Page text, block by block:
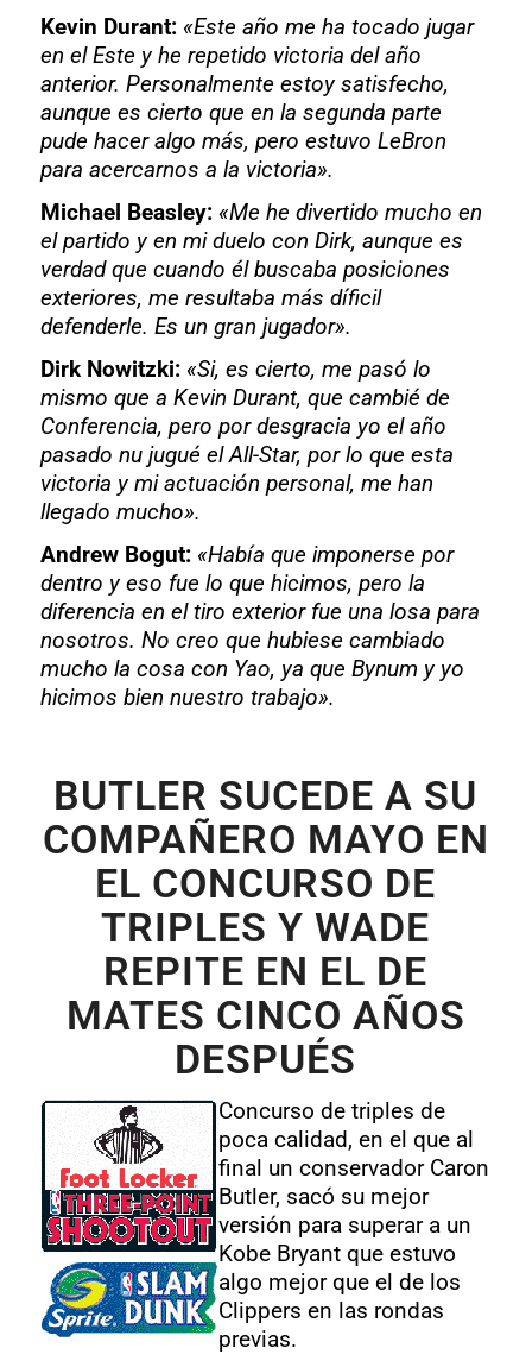
Kevin Durant: «Este año me ha tocado jugar
en el Este y he repetido victoria del año
anterior. Personalmente estoy satisfecho,
aunque es cierto que en la segunda parte
pude hacer algo más, pero estuvo LeBron
para acercarnos a la victoria».
Michael Beasley: «Me he divertido mucho en
el partido y en mi duelo con Dirk, aunque es
verdad que cuando él buscaba posiciones
exteriores, me resultaba más díficil
defenderle. Es un gran jugador».
Dirk Nowitzki: «Si, es cierto, me pasó lo
mismo que a Kevin Durant, que cambié de
Conferencia, pero por desgracia yo el año
pasado nu jugué el All-Star, por lo que esta
victoria y mi actuación personal, me han
llegado mucho».
Andrew Bogut: «Había que imponerse por
dentro y eso fue lo que hicimos, pero la
diferencia en el tiro exterior fue una losa para
nosotros. No creo que hubiese cambiado
mucho la cosa con Yao, ya que Bynum y yo
hicimos bien nuestro trabajo».
BUTLER SUCEDE A SU
COMPAÑERO MAYO EN
EL CONCURSO DE
TRIPLES Y WADE
REPITE EN EL DE
MATES CINCO AÑOS
DESPUÉS
Concurso de triples de
poca calidad, en el que al
final un conservador Caron
Butler, sacó su mejor
versión para superar a un
Kobe Bryant que estuvo
algo mejor que el de los
Clippers en las rondas
previas.